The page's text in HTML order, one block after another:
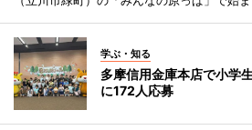
学ぶ・知る
多摩信用金庫本店で小
に172人応募